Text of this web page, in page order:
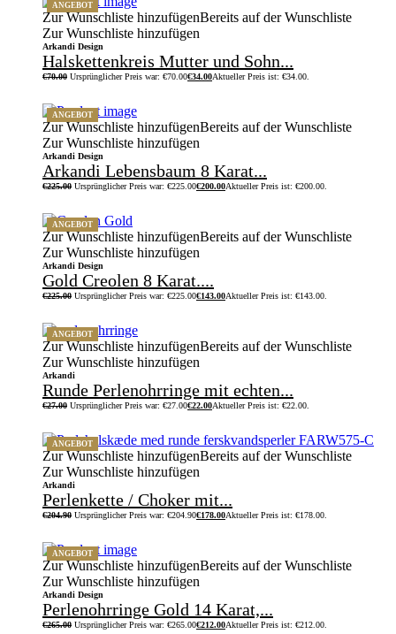
ANGEBOT
Zur Wunschliste hinzufügenBereits auf der Wunschliste
Zur Wunschliste hinzufügen
Arkandi Design
Halskettenkreis Mutter und Sohn...
€70.00 Ursprünglicher Preis war: €70.00€34.00Aktueller Preis ist: €34.00.
ANGEBOT
Zur Wunschliste hinzufügenBereits auf der Wunschliste
Zur Wunschliste hinzufügen
Arkandi Design
Arkandi Lebensbaum 8 Karat...
€225.00 Ursprünglicher Preis war: €225.00€200.00Aktueller Preis ist: €200.00.
ANGEBOT
Zur Wunschliste hinzufügenBereits auf der Wunschliste
Zur Wunschliste hinzufügen
Arkandi Design
Gold Creolen 8 Karat....
€225.00 Ursprünglicher Preis war: €225.00€143.00Aktueller Preis ist: €143.00.
ANGEBOT
Zur Wunschliste hinzufügenBereits auf der Wunschliste
Zur Wunschliste hinzufügen
Arkandi
Runde Perlenohrringe mit echten...
€27.00 Ursprünglicher Preis war: €27.00€22.00Aktueller Preis ist: €22.00.
ANGEBOT
Zur Wunschliste hinzufügenBereits auf der Wunschliste
Zur Wunschliste hinzufügen
Arkandi
Perlenkette / Choker mit...
€204.90 Ursprünglicher Preis war: €204.90€178.00Aktueller Preis ist: €178.00.
ANGEBOT
Zur Wunschliste hinzufügenBereits auf der Wunschliste
Zur Wunschliste hinzufügen
Arkandi Design
Perlenohrringe Gold 14 Karat,...
€265.00 Ursprünglicher Preis war: €265.00€212.00Aktueller Preis ist: €212.00.